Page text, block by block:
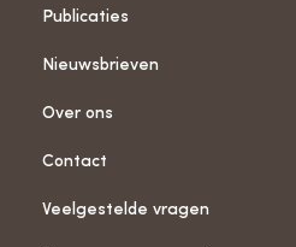
Publicaties
Nieuwsbrieven
Over ons
Contact
Veelgestelde vragen